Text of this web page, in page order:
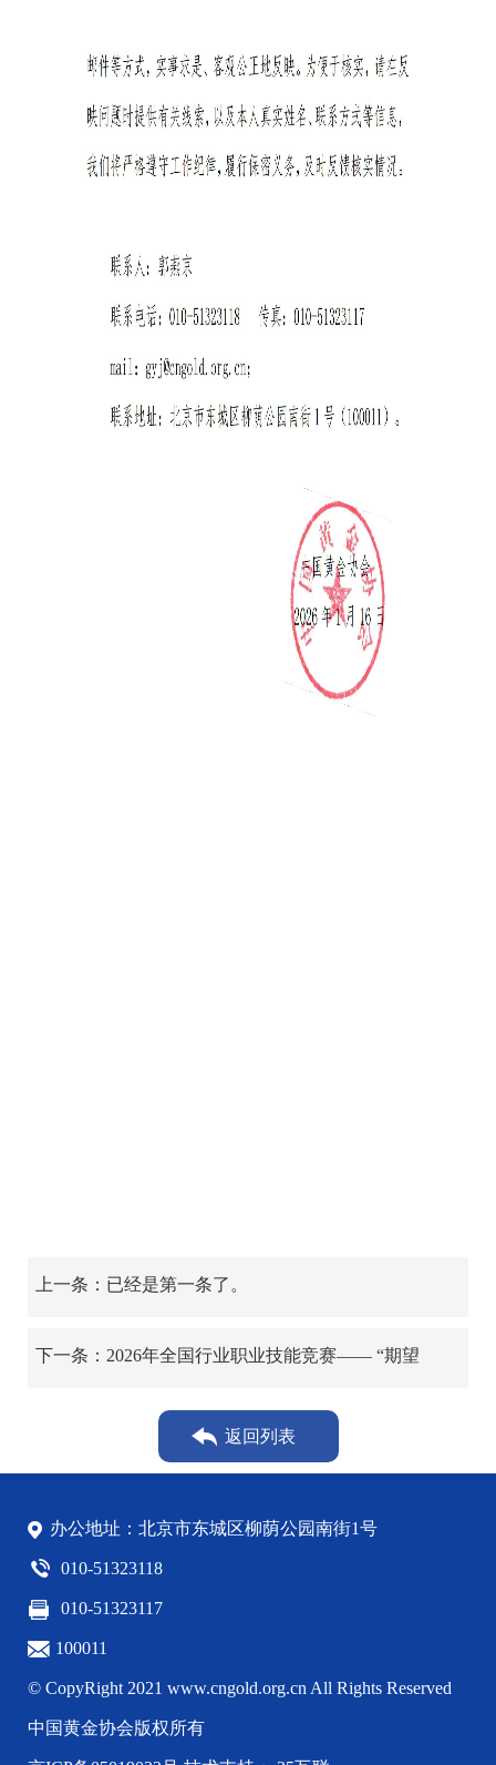
上一条：已经是第一条了。
下一条：2026年全国行业职业技能竞赛—— “期望
返回列表
办公地址：北京市东城区柳荫公园南街1号
010-51323118
010-51323117
100011
© CopyRight 2021 www.cngold.org.cn All Rights Reserved
中国黄金协会版权所有